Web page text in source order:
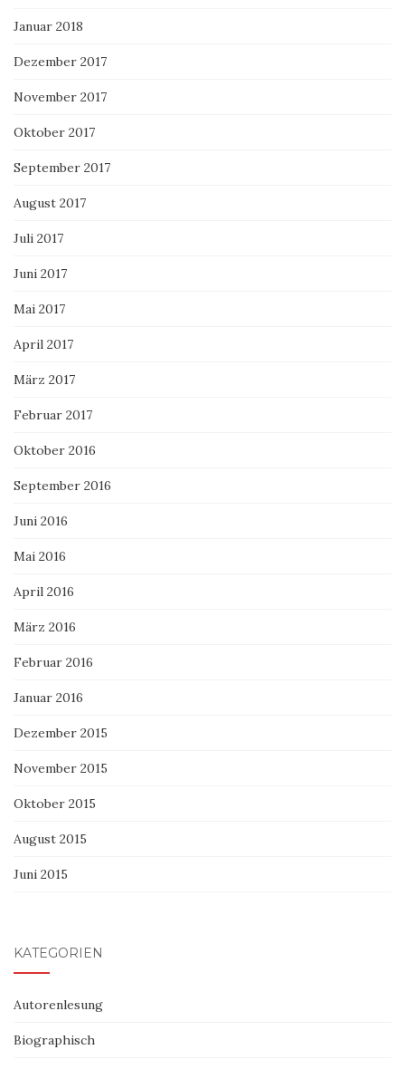
Januar 2018
Dezember 2017
November 2017
Oktober 2017
September 2017
August 2017
Juli 2017
Juni 2017
Mai 2017
April 2017
März 2017
Februar 2017
Oktober 2016
September 2016
Juni 2016
Mai 2016
April 2016
März 2016
Februar 2016
Januar 2016
Dezember 2015
November 2015
Oktober 2015
August 2015
Juni 2015
KATEGORIEN
Autorenlesung
Biographisch